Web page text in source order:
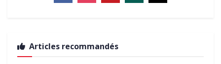
Articles recommandés